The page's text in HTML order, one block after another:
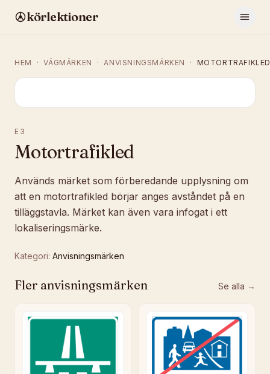
körlektioner
HEM · VÄGMÄRKEN · ANVISNINGSMÄRKEN ·
E3
Motortrafikled
Används märket som förberedande upplysning om
att en motortrafikled börjar anges avståndet på en
tilläggstavla. Märket kan även vara infogat i ett
lokaliseringsmärke.
Kategori: Anvisningsmärken
Fler anvisningsmärken Se alla →